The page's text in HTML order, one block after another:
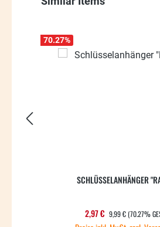
70.27%
SCHLÜSSELANHÄNGER
Verkaufspreis:
2,97 € REGULÄRER PREIS:
9,99 €(70.27%